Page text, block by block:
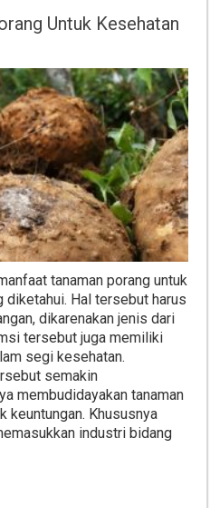
Untuk Kesehatan
tanaman porang untuk
diketahui. Hal tersebut harus
dikarenakan jenis dari
tersebut juga memiliki
segi kesehatan.
semakin
membudidayakan tanaman
keuntungan. Khususnya
industri bidang